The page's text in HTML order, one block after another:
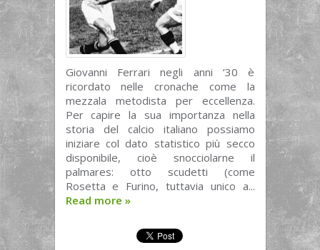
Giovanni Ferrari negli anni ‘30 è
ricordato nelle cronache come la
mezzala metodista per eccellenza.
Per capire la sua importanza nella
storia del calcio italiano possiamo
iniziare col dato statistico più secco
disponibile, cioè snocciolarne il
palmares: otto scudetti (come
Rosetta e Furino, tuttavia unico a...
Read more »